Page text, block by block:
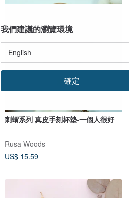
刺蝟系列 真皮手刻杯墊-一個人很好
Rusa Woods
US$ 15.59
我們建議的瀏覽環境
確定